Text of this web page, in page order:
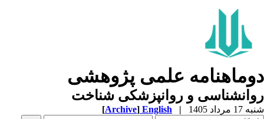
علمی پژوهشی
و روانپزشکی شناخت
مرداد 1405 |
English
[Archive]